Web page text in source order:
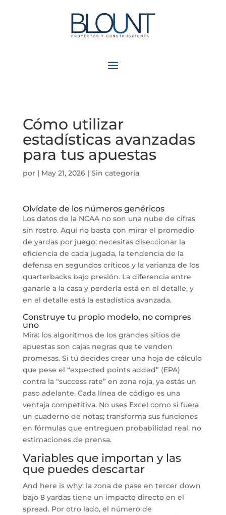
Cómo utilizar
estadísticas avanzadas
para tus apuestas
por | May 21, 2026| Sin categoría
Olvídate de los números genéricos
Los datos de la NCAA no son una nube de cifras
sin rostro. Aquí no basta con mirar el promedio
de yardas por juego; necesitas diseccionar la
eficiencia de cada jugada, la tendencia de la
defensa en segundos críticos y la varianza de los
quarterbacks bajo presión. La diferencia entre
ganarle a la casa y perderla está en el detalle, y
en el detalle está la estadística avanzada.
Construye tu propio modelo, no compres
uno
Mira: los algoritmos de los grandes sitios de
apuestas son cajas negras que te venden
promesas. Si tú decides crear una hoja de cálculo
que pese el “expected points added” (EPA)
contra la “success rate” en zona roja, ya estás un
paso adelante. Cada línea de código es una
ventaja competitiva. No uses Excel como si fuera
un cuaderno de notas; transforma sus funciones
en fórmulas que entreguen probabilidad real, no
estimaciones de prensa.
Variables que importan y las
que puedes descartar
And here is why: la zona de pase en tercer down
bajo 8 yardas tiene un impacto directo en el
spread. Por otro lado, el número de